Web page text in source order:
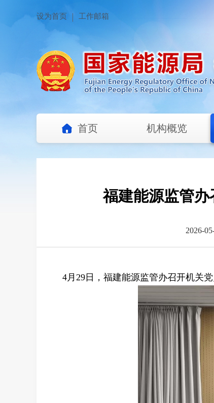
设为首页 工作邮箱
首页 机构概览
福建能源监管
2026-
4月29日，福建能源监管办召开机关